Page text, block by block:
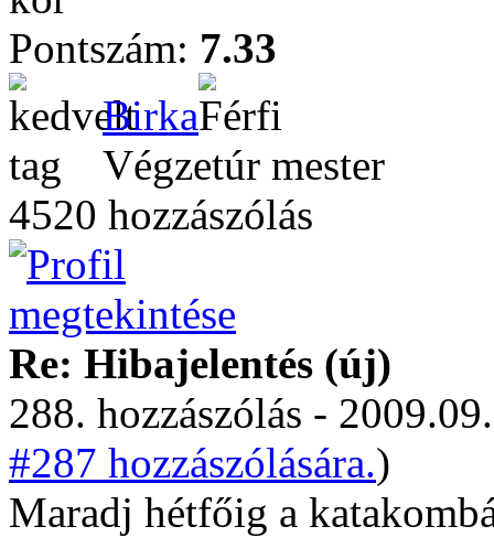
Pontszám: 7.33
Birka
Végzetúr mester
4520 hozzászólás
Re: Hibajelentés (új)
288. hozzászólás -
#287 hozzászólására.)
Maradj hétfőig a